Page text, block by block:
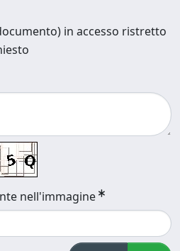
in accesso ristretto
nell'immagine